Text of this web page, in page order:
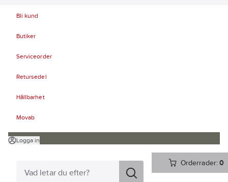
Bli kund
Butiker
Serviceorder
Retursedel
Hållbarhet
Movab
Logga in
Orderrader:0